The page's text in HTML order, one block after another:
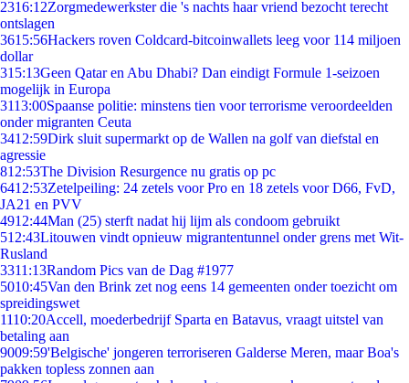
2316:12Zorgmedewerkster die 's nachts haar vriend bezocht terecht
ontslagen
3615:56Hackers roven Coldcard-bitcoinwallets leeg voor 114 miljoen
dollar
315:13Geen Qatar en Abu Dhabi? Dan eindigt Formule 1-seizoen
mogelijk in Europa
3113:00Spaanse politie: minstens tien voor terrorisme veroordeelden
onder migranten Ceuta
3412:59Dirk sluit supermarkt op de Wallen na golf van diefstal en
agressie
812:53The Division Resurgence nu gratis op pc
6412:53Zetelpeiling: 24 zetels voor Pro en 18 zetels voor D66, FvD,
JA21 en PVV
4912:44Man (25) sterft nadat hij lijm als condoom gebruikt
512:43Litouwen vindt opnieuw migrantentunnel onder grens met Wit-
Rusland
3311:13Random Pics van de Dag #1977
5010:45Van den Brink zet nog eens 14 gemeenten onder toezicht om
spreidingswet
1110:20Accell, moederbedrijf Sparta en Batavus, vraagt uitstel van
betaling aan
9009:59'Belgische' jongeren terroriseren Galderse Meren, maar Boa's
pakken topless zonnen aan